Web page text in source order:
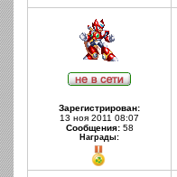
Зарегистрирован:
13 ноя 2011 08:07
Сообщения:58
Награды: